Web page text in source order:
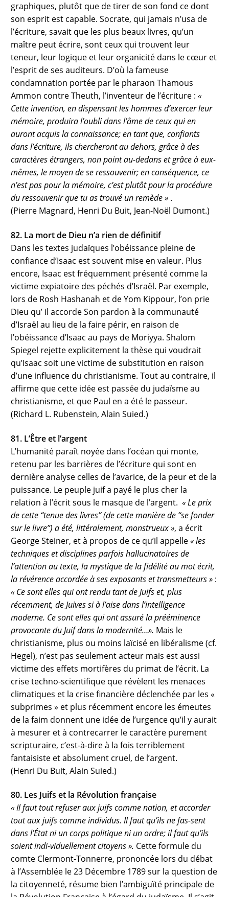
graphiques, plutôt que de tirer de son fond ce dont
son esprit est capable. Socrate, qui jamais n’usa de
l’écriture, savait que les plus beaux livres, qu’un
maître peut écrire, sont ceux qui trouvent leur
teneur, leur logique et leur organicité dans le cœur et
l’esprit de ses auditeurs. D’où la fameuse
condamnation portée par le pharaon Thamous
Ammon contre Theuth, l’inventeur de l’écriture :«
Cette invention, en dispensant les hommes d’exercer leur
mémoire, produira l’oubli dans l’âme de ceux qui en
auront acquis la connaissance; en tant que, confiants
dans l’écriture, ils chercheront au dehors, grâce à des
caractères étrangers, non point au-dedans et grâce à eux-
mêmes, le moyen de se ressouvenir; en conséquence, ce
n’est pas pour la mémoire, c’est plutôt pour la procédure
du ressouvenir que tu as trouvé un remède » .
(Pierre Magnard, Henri Du Buit, Jean-Noël Dumont.)
82. La mort de Dieu n’a rien de définitif
Dans les textes judaïques l’obéissance pleine de
confiance d’Isaac est souvent mise en valeur. Plus
encore, Isaac est fréquemment présenté comme la
victime expiatoire des péchés d’Israël. Par exemple,
lors de Rosh Hashanah et de Yom Kippour, l’on prie
Dieu qu’ il accorde Son pardon à la communauté
d’Israël au lieu de la faire périr, en raison de
l’obéissance d’Isaac au pays de Moriyya. Shalom
Spiegel rejette explicitement la thèse qui voudrait
qu’Isaac soit une victime de substitution en raison
d’une influence du christianisme. Tout au contraire, il
affirme que cette idée est passée du judaïsme au
christianisme, et que Paul en a été le passeur.
(Richard L. Rubenstein, Alain Suied.)
81. L’Être et l’argent
L’humanité paraît noyée dans l’océan qui monte,
retenu par les barrières de l’écriture qui sont en
dernière analyse celles de l’avarice, de la peur et de la
puissance. Le peuple juif a payé le plus cher la
relation à l’écrit sous le masque de l’argent.« Le prix
de cette “tenue des livres” (de cette manière de “se fonder
sur le livre”) a été, littéralement, monstrueux », a écrit
George Steiner, et à propos de ce qu’il appelle« les
techniques et disciplines parfois hallucinatoires de
l’attention au texte, la mystique de la fidélité au mot écrit,
la révérence accordée à ses exposants et transmetteurs » :
« Ce sont elles qui ont rendu tant de Juifs et, plus
récemment, de Juives si à l’aise dans l’intelligence
moderne. Ce sont elles qui ont assuré la prééminence
provocante du Juif dans la modernité…». Mais le
christianisme, plus ou moins laïcisé en libéralisme (cf.
Hegel), n’est pas seulement acteur mais est aussi
victime des effets mortifères du primat de l’écrit. La
crise techno-scientifique que révèlent les menaces
climatiques et la crise financière déclenchée par les «
subprimes » et plus récemment encore les émeutes
de la faim donnent une idée de l’urgence qu’il y aurait
à mesurer et à contrecarrer le caractère purement
scripturaire, c’est-à-dire à la fois terriblement
fantaisiste et absolument cruel, de l’argent.
(Henri Du Buit, Alain Suied.)
80. Les Juifs et la Révolution française
« Il faut tout refuser aux juifs comme nation, et accorder
tout aux juifs comme individus. Il faut qu’ils ne fas-sent
dans l’État ni un corps politique ni un ordre; il faut qu’ils
soient indi-viduellement citoyens ». Cette formule du
comte Clermont-Tonnerre, prononcée lors du débat
à l’Assemblée le 23 Décembre 1789 sur la question de
la citoyenneté, résume bien l’ambiguïté principale de